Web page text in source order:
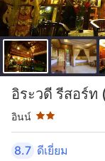
อิระวดี รีสอร์ท
อินน์
ระดับดาว: 2 ด
8.7 ดีเยี่ยม